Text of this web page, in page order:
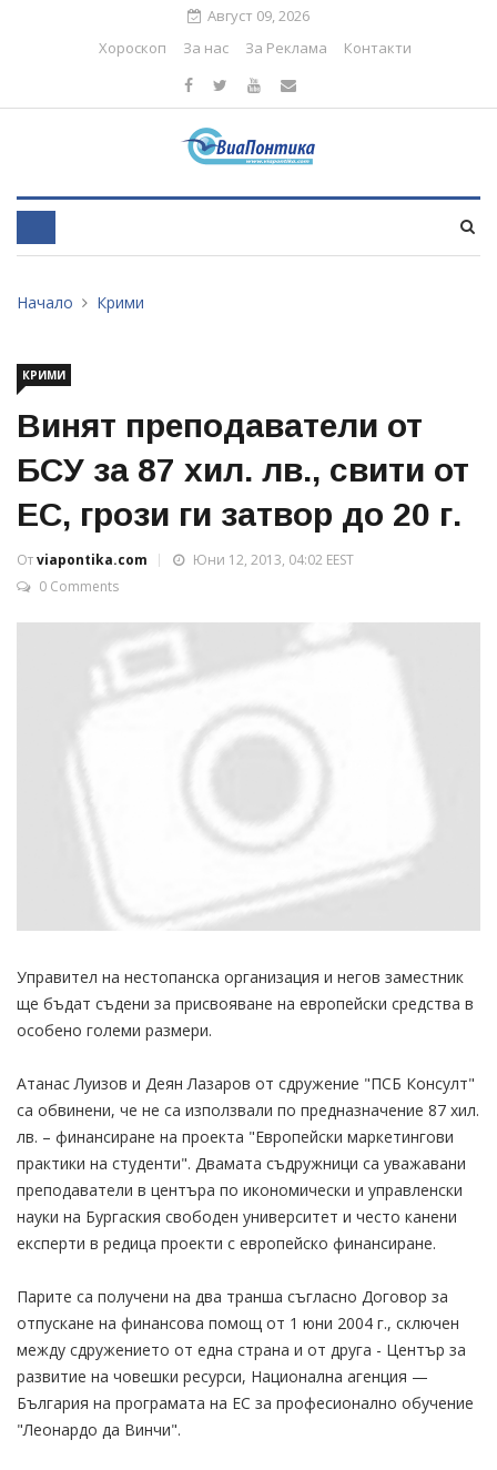
Август 09, 2026
Хороскоп
За нас За Реклама Контакти
Начало Крими
КРИМИ
Винят преподаватели от
БСУ за 87 хил. лв., свити от
ЕС, грози ги затвор до 20 г.
Отviapontika.com
Юни 12, 2013, 04:02 EEST
0 Comments
Управител на нестопанска организация и негов заместник
ще бъдат съдени за присвояване на европейски средства в
особено големи размери.
Атанас Луизов и Деян Лазаров от сдружение "ПСБ Консулт"
са обвинени, че не са използвали по предназначение 87 хил.
лв. – финансиране на проекта "Европейски маркетингови
практики на студенти". Двамата съдружници са уважавани
преподаватели в центъра по икономически и управленски
науки на Бургаския свободен университет и често канени
експерти в редица проекти с европейско финансиране.
Парите са получени на два транша съгласно Договор за
отпускане на финансова помощ от 1 юни 2004 г., сключен
между сдружението от една страна и от друга - Център за
развитие на човешки ресурси, Национална агенция —
България на програмата на ЕС за професионално обучение
"Леонардо да Винчи".